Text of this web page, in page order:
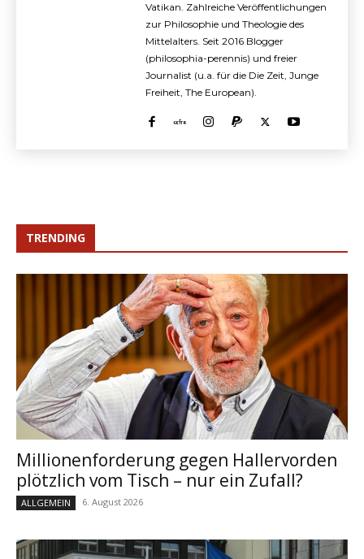
Vatikan. Zahlreiche Veröffentlichungen
zur Philosophie und Theologie des
Mittelalters. Seit 2016 Blogger
(philosophia-perennis) und freier
Journalist (u.a. für die Die Zeit, Junge
Freiheit, The European).
TRENDING
Millionenforderung gegen Hallervorden
plötzlich vom Tisch – nur ein Zufall?
ALLGEMEIN 6. August 2026